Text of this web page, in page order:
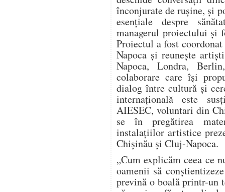
înconjurate de rușine, și
esențiale despre
managerul proiectului și
Proiectul a fost
Napoca și reunește
Napoca, Londra,
colaborare care își
dialog între cultură și
internațională este
AIESEC, voluntari din
se în pregătirea
instalațiilor artistice
Chișinău și Cluj-Napoca.
„Cum explicăm ceea ce
oamenii să
prevină o boală printr-un